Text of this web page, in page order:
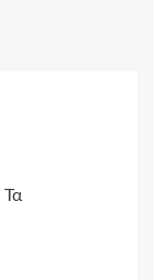
Τα